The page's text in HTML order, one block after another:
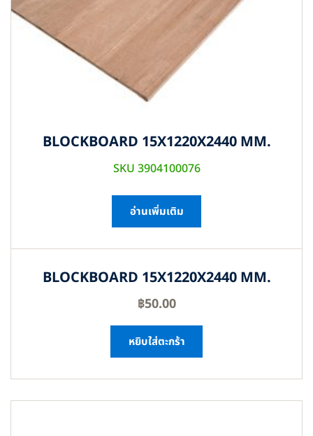
BLOCKBOARD 15X1220X2440 MM.
SKU 3904100076
อ่านเพิ่มเติม
BLOCKBOARD 15X1220X2440 MM.
฿50.00
หยิบใส่ตะกร้า